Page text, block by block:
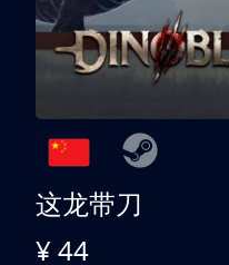
这龙带刀
¥ 44